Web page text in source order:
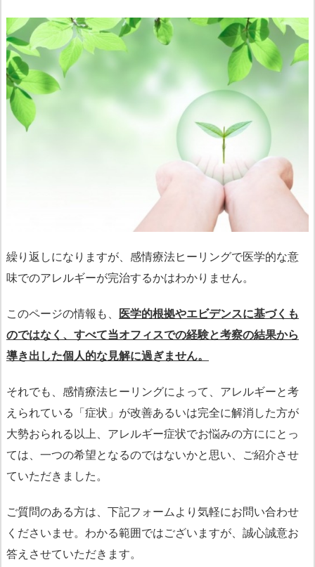
繰り返しになりますが、感情療法ヒーリングで医学的な意
味でのアレルギーが完治するかはわかりません。
このページの情報も、 医学的根拠やエビデンスに基づくも
のではなく、すべて当オフィスでの経験と考察の結果から
導き出した個人的な見解に過ぎません。
それでも、感情療法ヒーリングによって、アレルギーと考
えられている「症状」が改善あるいは完全に解消した方が
大勢おられる以上、アレルギー症状でお悩みの方ににとっ
ては、一つの希望となるのではないかと思い、ご紹介させ
ていただきました。
ご質問のある方は、下記フォームより気軽にお問い合わせ
くださいませ。わかる範囲ではございますが、誠心誠意お
答えさせていただきます。